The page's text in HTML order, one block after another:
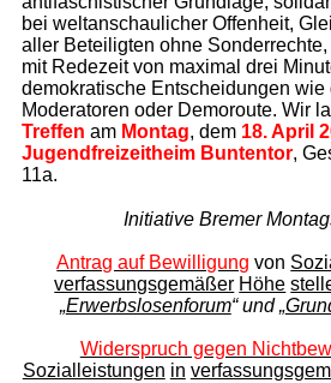
bei weltanschaulicher Offenheit,
aller Beteiligten ohne
mit Redezeit von maximal drei
demokratische Entscheidungen wie
Moderatoren oder Demoroute. Wir
Treffen am Montag, dem 18. April
Jugendfreizeitheim Buntentor,
11a.
Initiative Bremer
Antrag auf Bewilligung von
verfassungsgemäßer Höhe
„Erwerbslosenforum“ und „
Widerspruch gegen
Sozialleistungen in